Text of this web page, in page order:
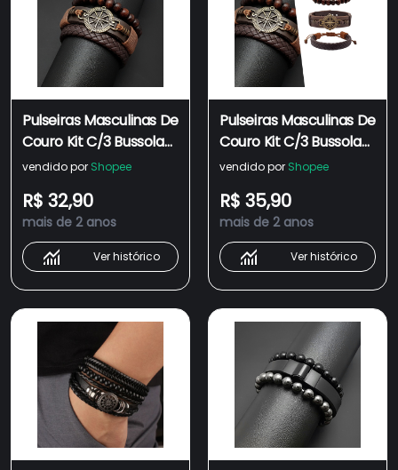
Pulseiras Masculinas De
Couro Kit C/3 Bussola
Leão Ancora
vendido por Shopee
R$ 32,90
mais de 2 anos
Ver histórico
Pulseiras Masculinas De
Couro Kit C/3 Bussola
Marrom
vendido por Shopee
R$ 35,90
mais de 2 anos
Ver histórico